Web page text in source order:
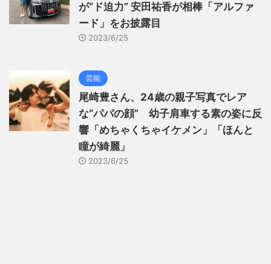
が“ド迫力” 安田祐香が相棒「アルファ
ード」をお披露目
2023/6/25
芸能
尾崎豊さん、24歳の親子写真でレア
な“パパの顔” 幼子肩車する素の姿に反
響「めちゃくちゃイケメン」「ほんと
瞳が綺麗」
2023/6/25